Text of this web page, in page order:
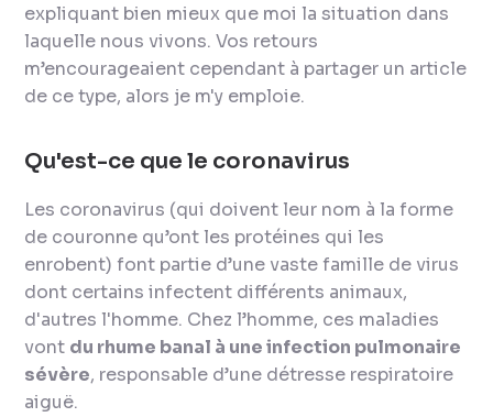
expliquant bien mieux que moi la situation dans
laquelle nous vivons. Vos retours
m’encourageaient cependant à partager un article
de ce type, alors je m'y emploie.
Qu'est-ce que le coronavirus
Les coronavirus (qui doivent leur nom à la forme
de couronne qu’ont les protéines qui les
enrobent) font partie d’une vaste famille de virus
dont certains infectent différents animaux,
d'autres l'homme. Chez l’homme, ces maladies
vont du rhume banal à une infection pulmonaire
sévère, responsable d’une détresse respiratoire
aiguë.